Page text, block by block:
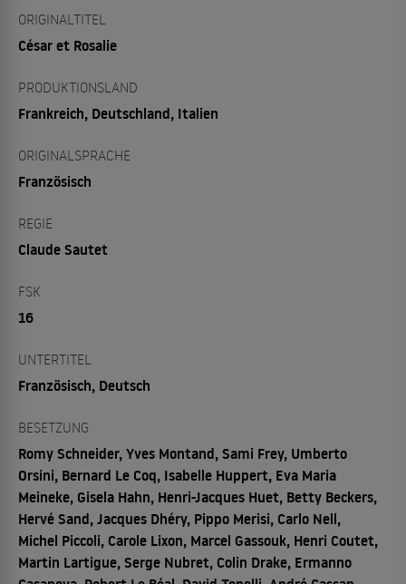
ORIGINALTITEL
César et Rosalie
PRODUKTIONSLAND
Frankreich, Deutschland, Italien
ORIGINALSPRACHE
Französisch
REGIE
Claude Sautet
FSK
16
UNTERTITEL
Französisch, Deutsch
BESETZUNG
Romy Schneider, Yves Montand, Sami Frey, Umberto
Orsini, Bernard Le Coq, Isabelle Huppert, Eva Maria
Meineke, Gisela Hahn, Henri-Jacques Huet, Betty Beckers,
Hervé Sand, Jacques Dhéry, Pippo Merisi, Carlo Nell,
Michel Piccoli, Carole Lixon, Marcel Gassouk, Henri Coutet,
Martin Lartigue, Serge Nubret, Colin Drake, Ermanno